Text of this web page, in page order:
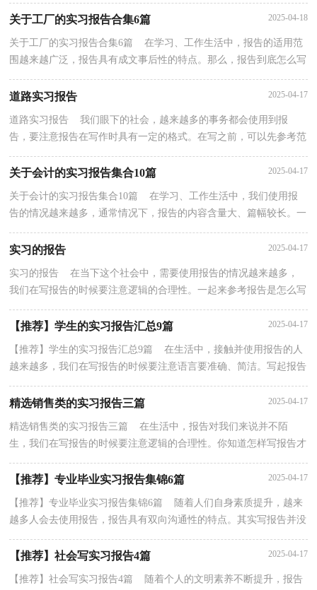
关于工厂的实习报告合集6篇 2025-04-18
关于工厂的实习报告合集6篇 在学习、工作生活中，报告的适用范
围越来越广泛，报告具有成文事后性的特点。那么，报告到底怎么写
才合适呢？以下是小编为大家整理的工厂的实习报告6...
道路实习报告 2025-04-17
道路实习报告 我们眼下的社会，越来越多的事务都会使用到报
告，要注意报告在写作时具有一定的格式。在写之前，可以先参考范
关于会计的实习报告集合10篇 2025-04-17
关于会计的实习报告集合10篇 在学习、工作生活中，我们使用报
告的情况越来越多，通常情况下，报告的内容含量大、篇幅较长。一
听到写报告就拖延症懒癌齐复发？以下是小编帮大家整...
实习的报告 2025-04-17
实习的报告 在当下这个社会中，需要使用报告的情况越来越多，
我们在写报告的时候要注意逻辑的合理性。一起来参考报告是怎么写
【推荐】学生的实习报告汇总9篇 2025-04-17
【推荐】学生的实习报告汇总9篇 在生活中，接触并使用报告的人
越来越多，我们在写报告的时候要注意语言要准确、简洁。写起报告
来就毫无头绪？以下是小编收集整理的学生的实习...
精选销售类的实习报告三篇 2025-04-17
精选销售类的实习报告三篇 在生活中，报告对我们来说并不陌
生，我们在写报告的时候要注意逻辑的合理性。你知道怎样写报告才
【推荐】专业毕业实习报告集锦6篇 2025-04-17
【推荐】专业毕业实习报告集锦6篇 随着人们自身素质提升，越来
越多人会去使用报告，报告具有双向沟通性的特点。其实写报告并没
有想象中那么难，以下是小编精心整理的专业毕业...
【推荐】社会写实习报告4篇 2025-04-17
【推荐】社会写实习报告4篇 随着个人的文明素养不断提升，报告